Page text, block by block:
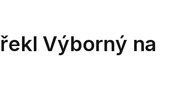
Výborný na